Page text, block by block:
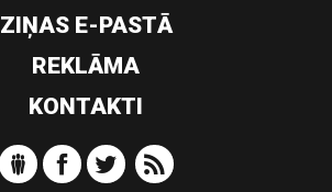
ZIŅAS E-PASTĀ
REKLĀMA
KONTAKTI